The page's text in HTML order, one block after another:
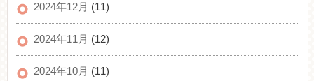
2024年12月 (11)
2024年11月 (12)
2024年10月 (11)